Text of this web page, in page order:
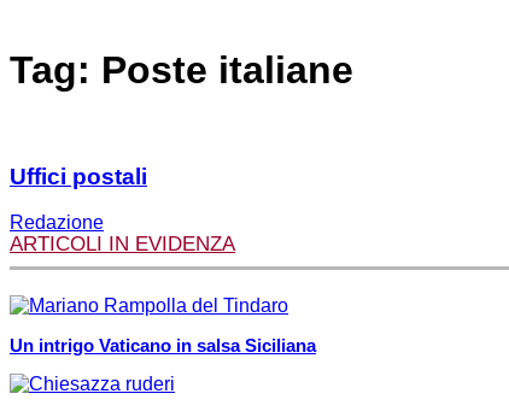
Tag: Poste italiane
Uffici postali
Redazione
ARTICOLI IN EVIDENZA
Un intrigo Vaticano in salsa Siciliana